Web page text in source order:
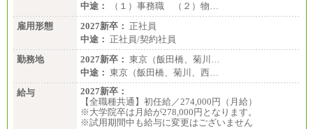
中途：
（１）事務職 （２）物…
雇用形態
2027新卒： 正社員
中途： 正社員/契約社員
勤務地
2027新卒： 東京（飯田橋、菊川…
中途： 東京（飯田橋、菊川、西…
給与
2027新卒：
【全職種共通】初任給／274,000円（月給）
※大学院卒は月給が278,000円となります。
※試用期間中も給与に変更はございません